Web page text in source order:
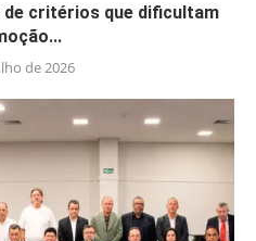
de critérios que dificultam
de 2026